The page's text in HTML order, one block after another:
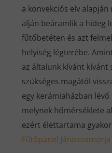
a konvekciós elv
alján beáramlik a hideg
fűtőbetéten és azt
helyiség légterébe.
az általunk kívánt kívánt
szükséges magától
egy kerámiaházban
melynek hőmérséklete
ezért élettartama
Fűtőpanel Jánossomorja